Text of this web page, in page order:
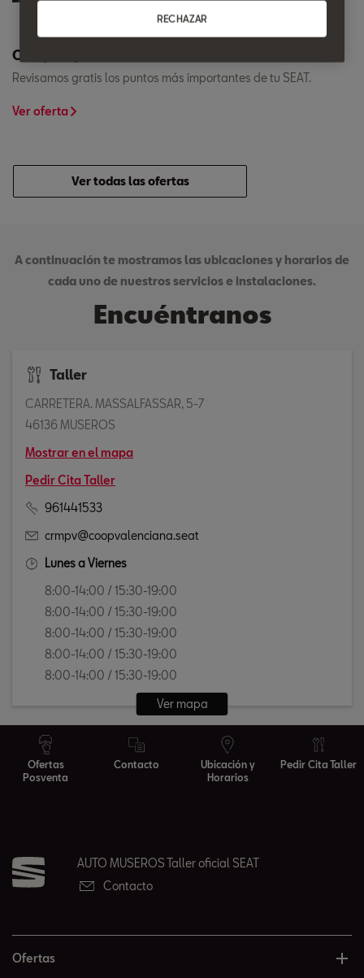
Ofertas
Posventa
Contacto
Ubicación y
Horarios
Pedir Cita Taller
Chequeo preventivo.
Revisamos gratis los puntos más importantes de tu SEAT.
Ver oferta
Ver todas las ofertas
A continuación te mostramos las ubicaciones y horarios de
cada uno de nuestros servicios e instalaciones.
Encuéntranos
Taller
CARRETERA. MASSALFASSAR, 5-7
46136 MUSEROS
Mostrar en el mapa
Pedir Cita Taller
961441533
crmpv@coopvalenciana.seat
Lunes a Viernes
8:00-14:00 / 15:30-19:00
8:00-14:00 / 15:30-19:00
8:00-14:00 / 15:30-19:00
8:00-14:00 / 15:30-19:00
8:00-14:00 / 15:30-19:00
Ver mapa
AUTO MUSEROS Taller oficial SEAT
Contacto
Ofertas
RECHAZAR